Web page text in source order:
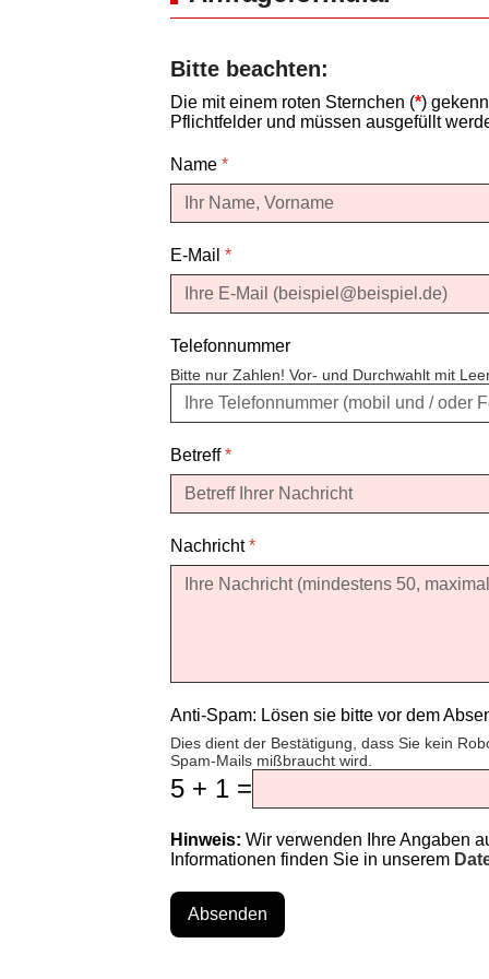
Bitte beachten:
Die mit einem roten Sternchen (*)
Pflichtfelder und müssen ausgefüllt
Name *
E-Mail *
Telefonnummer
Bitte nur Zahlen! Vor- und Durchwahlt mit
Betreff*
Nachricht*
Anti-Spam: Lösen sie bitte vor dem
Dies dient der Bestätigung, dass Sie kein
Spam-Mails mißbraucht wird.
5 + 1 =
Hinweis: Wir verwenden Ihre Angaben
Informationen finden Sie in unserem
Absenden